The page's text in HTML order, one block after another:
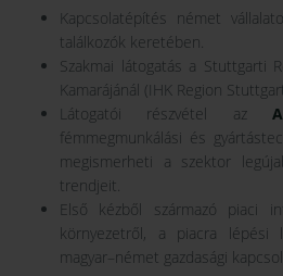
Kapcsolatépítés német
találkozók keretében.
Szakmai látogatás a Stuttgarti
Kamarájánál (IHK Region
Látogatói részvétel az
fémmegmunkálási és
megismerheti a szektor
trendjeit.
Első kézből származó piaci
környezetről, a piacra lépési
magyar–német gazdasági